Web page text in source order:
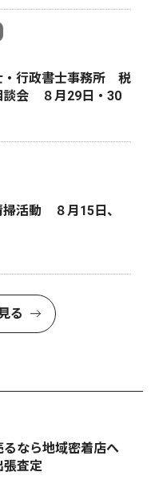
・行政書士事務所 税
談会 ８月29日・30
活動 ８月15日、
る
なら地域密着店へ
張査定